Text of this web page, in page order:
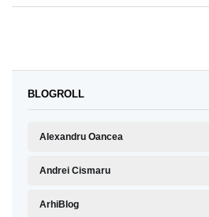
BLOGROLL
Alexandru Oancea
Andrei Cismaru
ArhiBlog